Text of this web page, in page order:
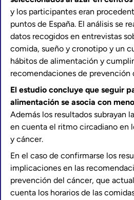
y los participantes eran
puntos de España. El análisis se
datos recogidos en entrevistas
comida, sueño y cronotipo y un
hábitos de alimentación y
recomendaciones de prevención
El estudio concluye que seguir
alimentación se asocia con
Además los resultados subrayan
en cuenta el ritmo circadiano en
y cáncer.
En el caso de confirmarse los
implicaciones en las
prevención del cáncer, que
cuenta los horarios de las